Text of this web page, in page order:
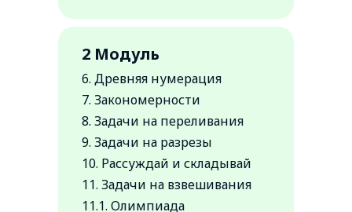
Путешествие по
Ученики вместе с завриками
Гришей и Соней окажутся в мире
компьютерной игры Minecraft,
чтобы помочь главному герою
Стиву узнать больше о
математике
Математический квест по
2 Модуль
6. Древняя нумерация
7. Закономерности
8. Задачи на переливания
9. Задачи на разрезы
10. Рассуждай и складывай
11. Задачи на взвешивания
11.1. Олимпиада